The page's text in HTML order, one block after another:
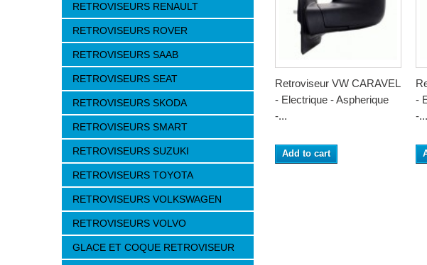
RETROVISEURS RENAULT
RETROVISEURS ROVER
RETROVISEURS SAAB
RETROVISEURS SEAT
RETROVISEURS SKODA
RETROVISEURS SMART
RETROVISEURS SUZUKI
RETROVISEURS TOYOTA
RETROVISEURS VOLKSWAGEN
RETROVISEURS VOLVO
GLACE ET COQUE RETROVISEUR
Retroviseur VW CARAVEL
- Electrique - Aspherique
-...
Add to cart
-
-...